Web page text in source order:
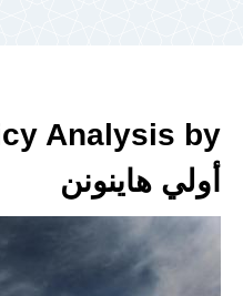
Analysis by
أولي هاينونن